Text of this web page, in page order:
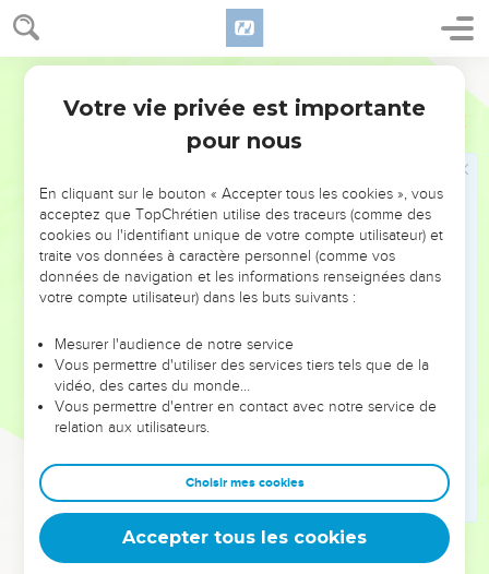
3
s'appliquent à pratiquer de belles œuvres. Voilà ce qui est
bon et utile aux hommes.
Mais les folles spéculations, les généalogies, les disputes,
sans valeur.
Si quelqu’un provoque des divisions, éloigne-le de toi
Sache qu'un tel homme est perverti et qu'il pèche, se
condamnant ainsi lui-même.
Dernières recommandations
de venir me rejoindre à Nicopolis, car c'est là que j'ai décidé
de passer l'hiver.
Aide avec empressement Zénas, l’expert de la loi, et
Apollos dans leur voyage, en faisant en sorte qu’il ne leur
manque rien.
Il faut que les nôtres aussi apprennent à pratiquer de
belles œuvres pour subvenir aux besoins les plus importants,
afin de ne pas rester sans fruits.
Votre vie privée est importante
pour nous
En cliquant sur le bouton « Accepter tous les cookies », vous
acceptez que TopChrétien utilise des traceurs (comme des
cookies ou l'identifiant unique de votre compte utilisateur) et
traite vos données à caractère personnel (comme vos
données de navigation et les informations renseignées dans
votre compte utilisateur) dans les buts suivants :
Mesurer l'audience de notre service
Vous permettre d'utiliser des services tiers tels que de la
vidéo, des cartes du monde…
Vous permettre d'entrer en contact avec notre service de
relation aux utilisateurs.
Choisir mes cookies
Accepter tous les cookies